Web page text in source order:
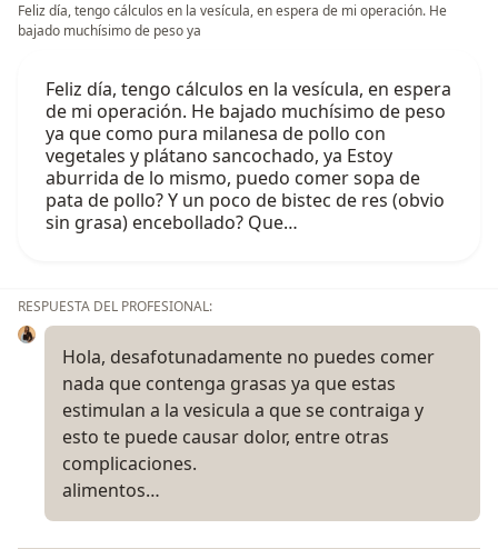
Feliz día, tengo cálculos en la vesícula, en espera de mi operación. He
bajado muchísimo de peso ya
Feliz día, tengo cálculos en la vesícula, en espera
de mi operación. He bajado muchísimo de peso
ya que como pura milanesa de pollo con
vegetales y plátano sancochado, ya Estoy
aburrida de lo mismo, puedo comer sopa de
pata de pollo? Y un poco de bistec de res (obvio
sin grasa) encebollado? Que…
RESPUESTA DEL PROFESIONAL:
Hola, desafotunadamente no puedes comer
nada que contenga grasas ya que estas
estimulan a la vesicula a que se contraiga y
esto te puede causar dolor, entre otras
complicaciones.
alimentos…